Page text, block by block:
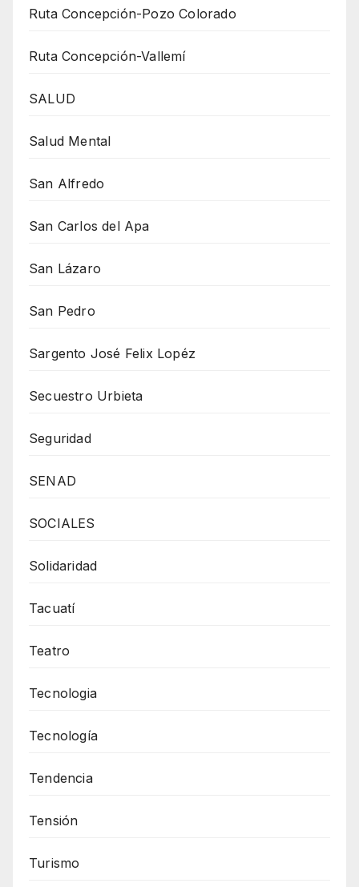
Ruta Concepción-Pozo Colorado
Ruta Concepción-Vallemí
SALUD
Salud Mental
San Alfredo
San Carlos del Apa
San Lázaro
San Pedro
Sargento José Felix Lopéz
Secuestro Urbieta
Seguridad
SENAD
SOCIALES
Solidaridad
Tacuatí
Teatro
Tecnologia
Tecnología
Tendencia
Tensión
Turismo